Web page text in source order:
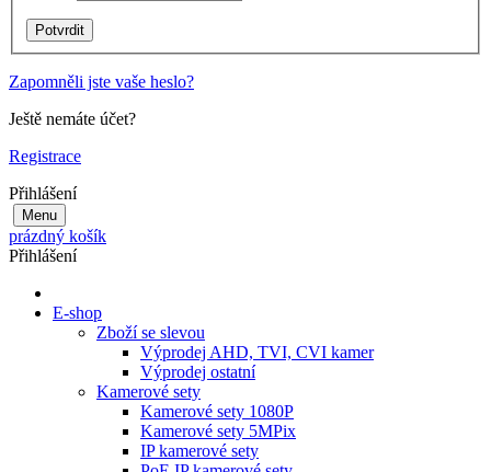
Zapomněli jste vaše heslo?
Ještě nemáte účet?
Registrace
Přihlášení
Menu
prázdný košík
Přihlášení
E-shop
Zboží se slevou
Výprodej AHD, TVI, CVI kamer
Výprodej ostatní
Kamerové sety
Kamerové sety 1080P
Kamerové sety 5MPix
IP kamerové sety